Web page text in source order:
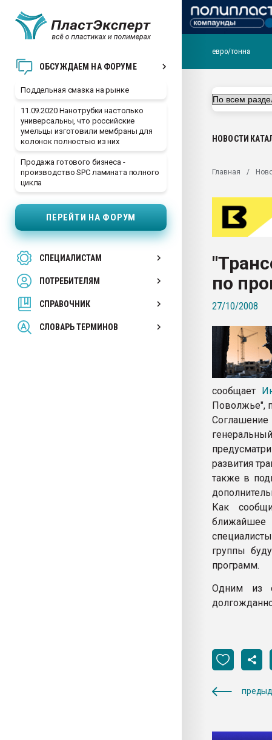
ОБСУЖДАЕМ НА ФОРУМЕ
Поддельная смазка на рынке
11.09.2020 Нанотрубки настолько
универсальны, что российские
умельцы изготовили мембраны для
колонок полностью из них
Продажа готового бизнеса -
производство SPC ламината полного
цикла
ПЕРЕЙТИ НА ФОРУМ
СПЕЦИАЛИСТАМ
ПОТРЕБИТЕЛЯМ
СПРАВОЧНИК
СЛОВАРЬ ТЕРМИНОВ
ближайшее
Подмосковье, Москва
первый план в
28.07.2026
ситуацией на
Всё, что касается
Материал поверхности
Продам отходы
поликарбоната и АБС-
Armaloy PC/ABS-1IM
евро/тонна
НОВОСТИ
Главная
по
27/10/2008
сообщает
Поволжье",
Соглашение
развития
также в
Как
группы
программ.
Одним из